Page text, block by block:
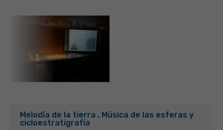
Melodía de la tierra . Música de las esferas y
cicloestratigrafía